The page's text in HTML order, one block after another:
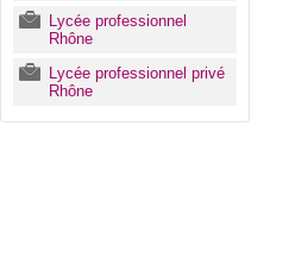
Lycée professionnel
Rhône
Lycée professionnel privé
Rhône